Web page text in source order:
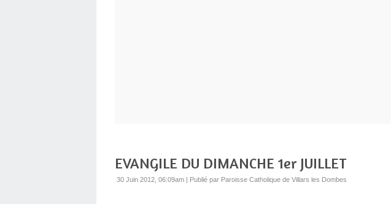
EVANGILE DU DIMANCHE 1er JUILLET
30 Juin 2012, 06:09am | Publié par Paroisse Catholique de Villars les Dombes